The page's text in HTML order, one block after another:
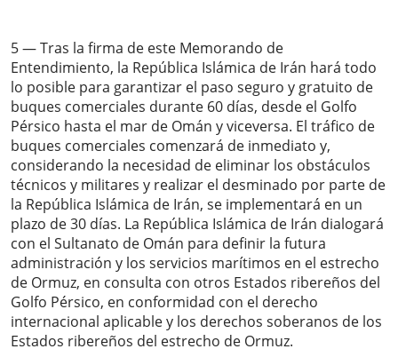
5 — Tras la firma de este Memorando de
Entendimiento, la República Islámica de Irán hará todo
lo posible para garantizar el paso seguro y gratuito de
buques comerciales durante 60 días, desde el Golfo
Pérsico hasta el mar de Omán y viceversa. El tráfico de
buques comerciales comenzará de inmediato y,
considerando la necesidad de eliminar los obstáculos
técnicos y militares y realizar el desminado por parte de
la República Islámica de Irán, se implementará en un
plazo de 30 días. La República Islámica de Irán dialogará
con el Sultanato de Omán para definir la futura
administración y los servicios marítimos en el estrecho
de Ormuz, en consulta con otros Estados ribereños del
Golfo Pérsico, en conformidad con el derecho
internacional aplicable y los derechos soberanos de los
Estados ribereños del estrecho de Ormuz.